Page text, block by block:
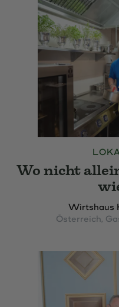
Wo nicht
Wirtshaus
Österreich,